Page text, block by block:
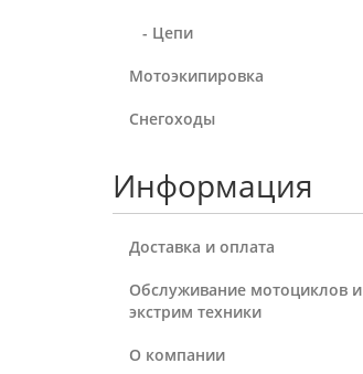
- Цепи
Мотоэкипировка
Снегоходы
Информация
Доставка и оплата
Обслуживание мотоциклов и
экстрим техники
О компании